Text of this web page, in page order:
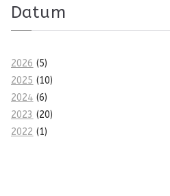
Datum
2026 (5)
2025 (10)
2024 (6)
2023 (20)
2022 (1)